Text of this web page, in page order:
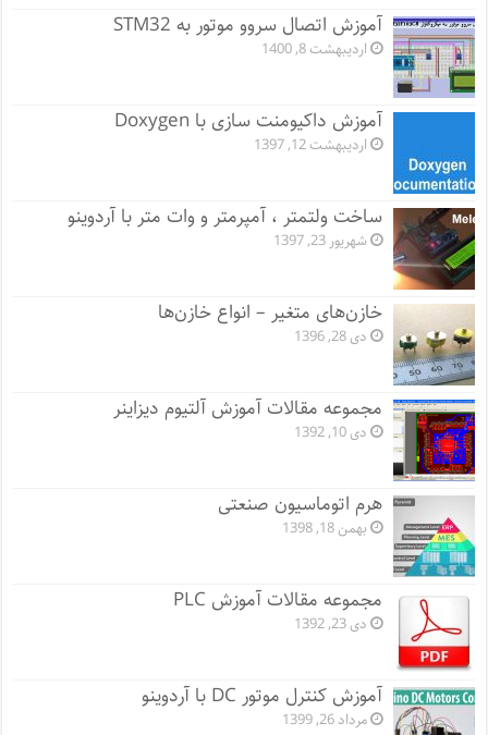
آموزش اتصال سروو موتور به STM32
اردیبهشت 8, 1400
آموزش داکیومنت سازی با Doxygen
اردیبهشت 12, 1397
ساخت ولتمتر ، آمپرمتر و وات متر با آردوینو
شهریور 23, 1397
خازن‌های متغیر – انواع خازن‌ها
دی 28, 1396
مجموعه مقالات آموزش آلتیوم دیزاینر
دی 10, 1392
هرم اتوماسیون صنعتی
بهمن 18, 1398
مجموعه مقالات آموزش PLC
دی 23, 1392
آموزش کنترل موتور DC با آردوینو
مرداد 26, 1399